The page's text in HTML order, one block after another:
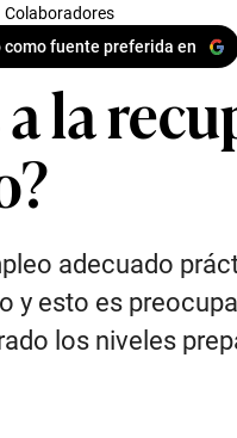
Colaboradores
como fuente preferida en
la
adecuado
y esto es
los niveles